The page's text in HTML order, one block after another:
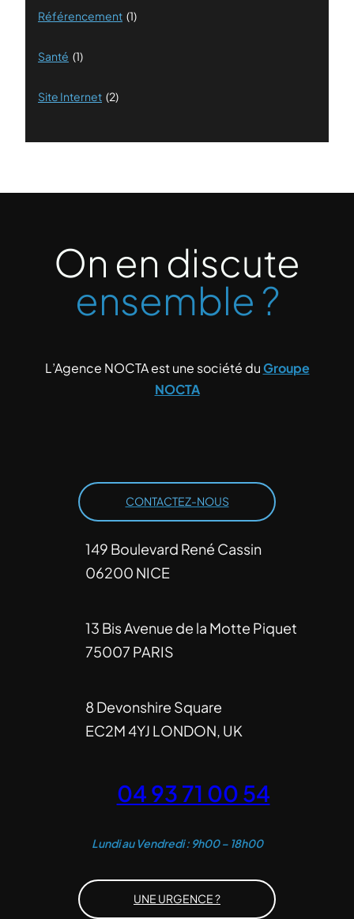
Référencement (1)
Santé (1)
Site Internet (2)
On en discute
ensemble ?
CONTACTEZ-NOUS
L’Agence NOCTA est une société duGroupe
NOCTA
149 Boulevard René Cassin
06200 NICE
13 Bis Avenue de la Motte Piquet
75007 PARIS
8 Devonshire Square
EC2M 4YJ LONDON, UK
04 93 71 00 54
Lundi au Vendredi : 9h00 – 18h00
UNE URGENCE ?